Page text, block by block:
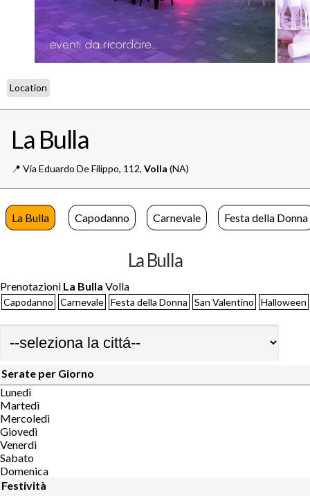
Location
La Bulla
📍️ Via Eduardo De Filippo, 112, Volla (NA)
La Bulla Capodanno Carnevale Festa della Donna
La Bulla
Prenotazioni La Bulla Volla
Capodanno Carnevale Festa della Donna San Valentino Halloween
Serate per Giorno
Lunedì
Martedì
Mercoledì
Giovedì
Venerdì
Sabato
Domenica
Festività